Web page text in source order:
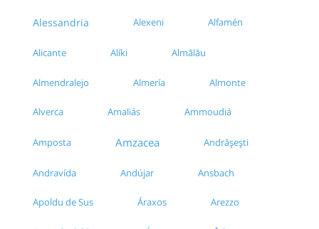
Alessandria Alexeni Alfamén
Alicante Alíki Almălău
Almendralejo Almería Almonte
Alverca Amaliás Ammoudiá
Amposta Amzacea Andrășești
Andravída Andújar Ansbach
Apoldu de Sus Áraxos Arezzo